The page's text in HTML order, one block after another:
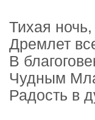
Тихая
Дремлет
В
Чудным
Радость в